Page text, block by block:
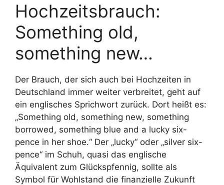
Hochzeitsbrauch:
Something old,
something new…
Der Brauch, der sich auch bei Hochzeiten in
Deutschland immer weiter verbreitet, geht auf
ein englisches Sprichwort zurück. Dort heißt es:
„Something old, something new, something
borrowed, something blue and a lucky six-
pence in her shoe.“ Der „lucky“ oder „silver six-
pence“ im Schuh, quasi das englische
Äquivalent zum Glückspfennig, sollte als
Symbol für Wohlstand die finanzielle Zukunft